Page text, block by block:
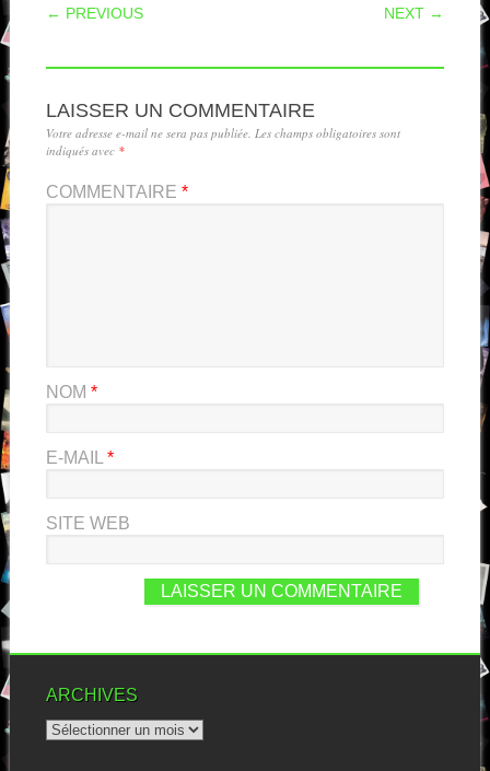
POST NAVIGATION
← PREVIOUS NEXT →
LAISSER UN COMMENTAIRE
Votre adresse e-mail ne sera pas publiée. Les champs obligatoires sont
indiqués avec *
COMMENTAIRE *
NOM *
E-MAIL *
SITE WEB
ARCHIVES